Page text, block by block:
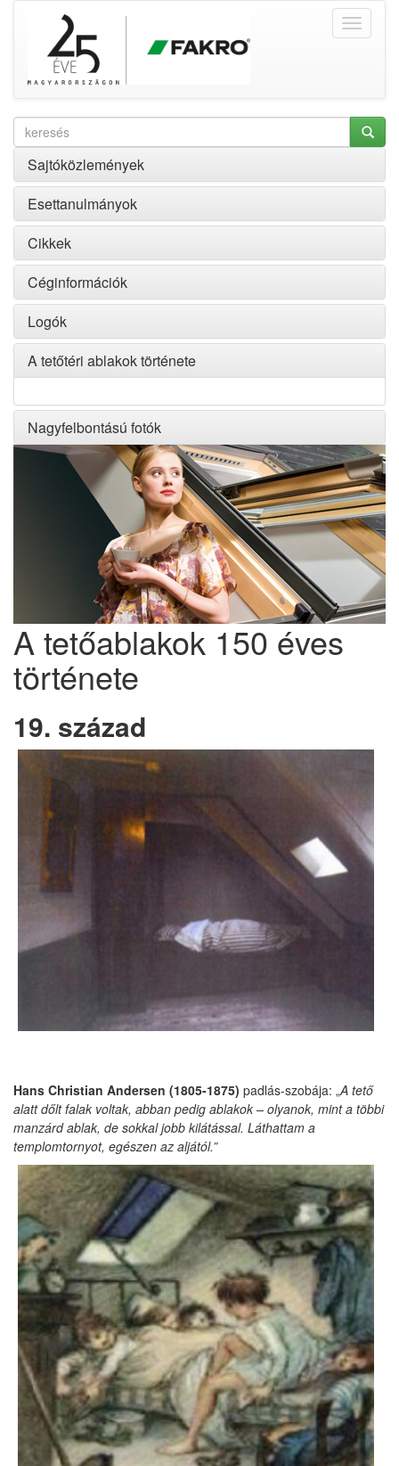
Sajtóközlemények
Esettanulmányok
Cikkek
Céginformációk
Logók
A tetőtéri ablakok története
Nagyfelbontású fotók
A tetőablakok 150 éves
története
19. század
Hans Christian Andersen (1805-1875) padlás-szobája: „A tető
alatt dőlt falak voltak, abban pedig ablakok – olyanok, mint a többi
manzárd ablak, de sokkal jobb kilátással. Láthattam a
templomtornyot, egészen az aljától.”